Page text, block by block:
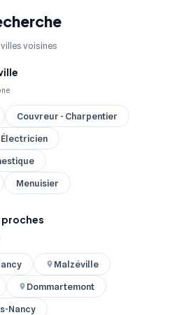
voisines
Couvreur - Charpentier
Électricien
Menuisier
proches
Malzéville
Dommartemont
Nancy